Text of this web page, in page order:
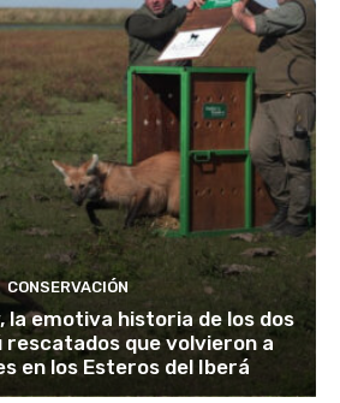
CONSERVACIÓN
la emotiva historia de los dos
rescatados que volvieron a
en los Esteros del Iberá